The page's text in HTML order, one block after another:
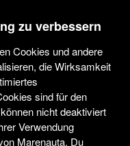
ein und finden
zu verbessern
Cookies und andere
die Wirksamkeit
sind für den
nicht deaktiviert
Verwendung
Marenauta. Du